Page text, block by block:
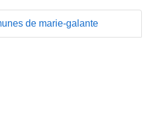
de marie-galante